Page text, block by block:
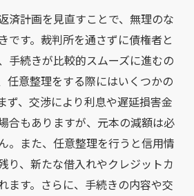
め
ト・デメリットを弁護士の視
相談ガイド：何を準備すれば
済計画を見直すことで、無理のな
です。裁判所を通さずに債権者と
手続きが比較的スムーズに進むの
任意整理をする際にはいくつかの
ず、交渉により利息や遅延損害金
合もありますが、元本の減額は必
。また、任意整理を行うと信用情
り、新たな借入れやクレジットカ
ます。さらに、手続きの内容や交